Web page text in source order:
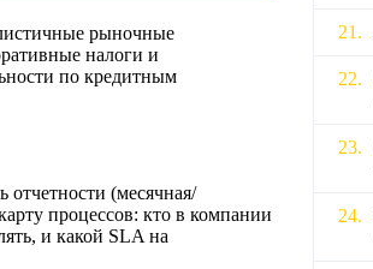
рыночные
налоги и
по кредитным
отчетности (месячная/
процессов: кто в компании
и какой SLA на